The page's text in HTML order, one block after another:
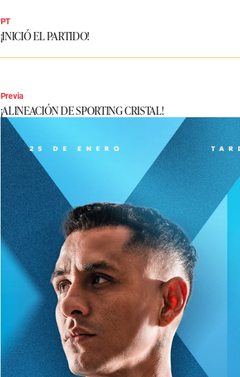
PT
¡INICIÓ EL PARTIDO!
Previa
¡ALINEACIÓN DE SPORTING CRISTAL!